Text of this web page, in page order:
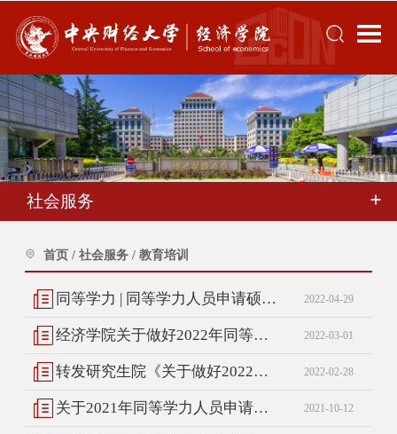
社会服务
首页 / 社会服务 / 教育培训
同等学力 | 同等学力人员申请硕士学位全国统考延期举行通知 2022-04-29
经济学院关于做好2022年同等学力人员申请硕士学位网上信息采集和现场确认的通知 2022-03-01
转发研究生院《关于做好2022年同等学力人员申请硕士学位全国统考报名工作的通知》的通知 2022-02-28
关于2021年同等学力人员申请硕士学位学费缴纳及论文答辩的通知 2021-10-12